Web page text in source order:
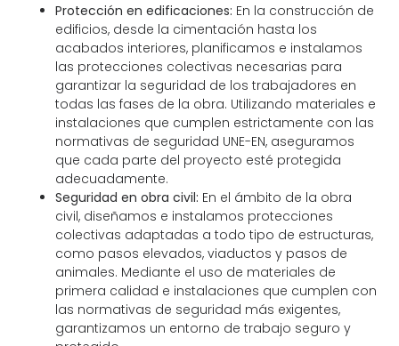
Protección en edificaciones: En la construcción de
edificios, desde la cimentación hasta los
acabados interiores, planificamos e instalamos
las protecciones colectivas necesarias para
garantizar la seguridad de los trabajadores en
todas las fases de la obra. Utilizando materiales e
instalaciones que cumplen estrictamente con las
normativas de seguridad UNE-EN, aseguramos
que cada parte del proyecto esté protegida
adecuadamente.
Seguridad en obra civil: En el ámbito de la obra
civil, diseñamos e instalamos protecciones
colectivas adaptadas a todo tipo de estructuras,
como pasos elevados, viaductos y pasos de
animales. Mediante el uso de materiales de
primera calidad e instalaciones que cumplen con
las normativas de seguridad más exigentes,
garantizamos un entorno de trabajo seguro y